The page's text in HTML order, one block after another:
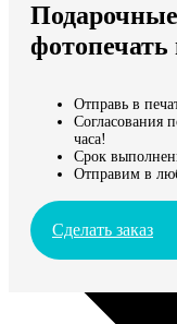
Мы доставляем по
Продолжить без
фотопечать
Отправь в
Согласования
часа!
Срок
Отправим в
Сделать заказ